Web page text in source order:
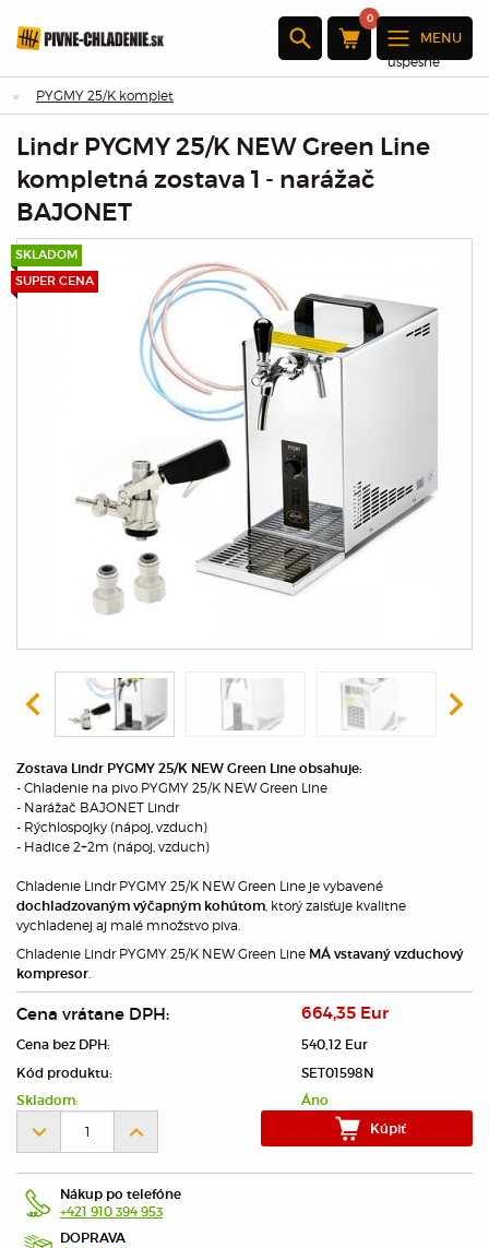
0
Produkt bol
úspešne
pridaný do
×
Množstvo :
Prejdite k
pokladni
MENU
PYGMY 25/K komplet
Lindr PYGMY 25/K NEW Green Line
kompletná zostava 1 - narážač
BAJONET
SKLADOM
SUPER CENA
Zostava Lindr PYGMY 25/K NEW Green Line obsahuje:
- Chladenie na pivo PYGMY 25/K NEW Green Line
- Narážač BAJONET Lindr
- Rýchlospojky (nápoj, vzduch)
- Hadice 2+2m (nápoj, vzduch)
Chladenie Lindr PYGMY 25/K NEW Green Line je vybavené
dochladzovaným výčapným kohútom, ktorý zaisťuje kvalitne
vychladenej aj malé množstvo piva.
Chladenie Lindr PYGMY 25/K NEW Green Line MÁ vstavaný vzduchový
kompresor
Cena vrátane DPH:
664,35 Eur
Cena bez DPH:
540,12 Eur
Kúpiť
Kód produktu: SET01598N
Skladom: Áno
Nákup po telefóne
+421 910 394 953
DOPRAVA